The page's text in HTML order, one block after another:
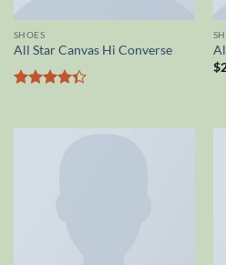
SHOES
All Star Canvas Hi Converse
$